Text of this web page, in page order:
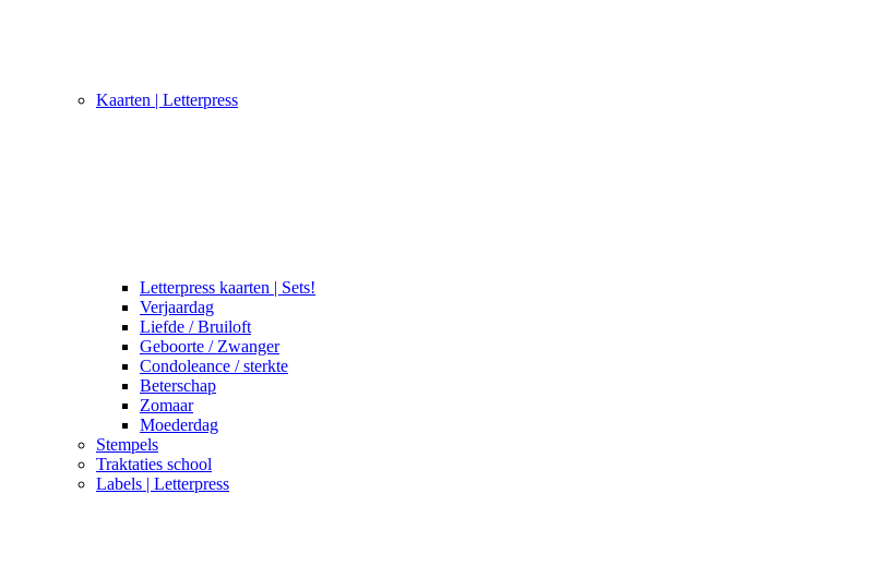
Kaarten | Letterpress
Letterpress kaarten | Sets!
Verjaardag
Liefde / Bruiloft
Geboorte / Zwanger
Condoleance / sterkte
Beterschap
Zomaar
Moederdag
Stempels
Traktaties school
Labels | Letterpress